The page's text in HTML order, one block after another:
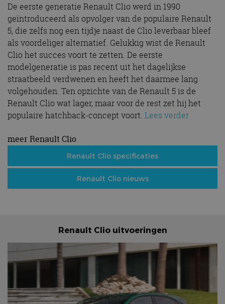
De eerste generatie Renault Clio werd in 1990
geïntroduceerd als opvolger van de populaire Renault
5, die zelfs nog een tijdje naast de Clio leverbaar bleef
als voordeliger alternatief. Gelukkig wist de Renault
Clio het succes voort te zetten. De eerste
modelgeneratie is pas recent uit het dagelijkse
straatbeeld verdwenen en heeft het daarmee lang
volgehouden. Ten opzichte van de Renault 5 is de
Renault Clio wat lager, maar voor de rest zet hij het
populaire hatchback-concept voort. Lees verder
meer Renault Clio
Renault Clio specificaties
Renault Clio nieuws
Renault Clio uitvoeringen